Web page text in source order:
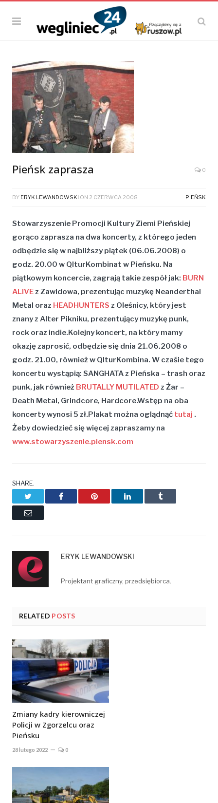
Pieńsk zaprasza 0
BY ERYK LEWANDOWSKI ON 2 CZERWCA 2008 PIEŃSK
Stowarzyszenie Promocji Kultury Ziemi Pieńskiej
gorąco zaprasza na dwa koncerty, z którego jeden
odbędzie się w najbliższy piątek (06.06.2008) o
godz. 20.00 w QlturKombinat w Pieńsku. Na
piątkowym koncercie, zagrają takie zespół jak: BURN
ALIVEz Zawidowa, prezentując muzykę Neanderthal
Metal oraz HEADHUNTERS z Oleśnicy, który jest
znany z Alter Pikniku, prezentujący muzykę punk,
rock oraz indie.Kolejny koncert, na który mamy
okazję zaprosić, odbędzie się dnia 21.06.2008 o
godz. 21.00, również w QlturKombina. W czaśie tego
koncertu wystąpią: SANGHATA z Pieńska – trash oraz
punk, jak również BRUTALLY MUTILATED z Żar –
Death Metal, Grindcore, Hardcore.Wstęp na oba
koncerty wynosi 5 zł.Plakat można oglądnąć tutaj .
Żeby dowiedzieć się więcej zapraszamy na
www.stowarzyszenie.piensk.com
SHARE.
TwitterFacebookPinterestLinkedInTumblr
Email
ERYK LEWANDOWSKI
Projektant graficzny, przedsiębiorca.
RELATED POSTS
Zmiany kadry kierowniczej
Policji w Zgorzelcu oraz
Pieńsku
28 lutego 2022 0